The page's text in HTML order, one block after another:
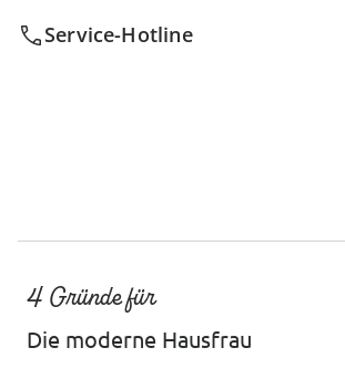
Service-Hotline
4 Gründe für
Die moderne Hausfrau